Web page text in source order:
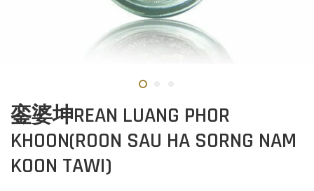
銮婆坤REAN LUANG PHOR
KHOON(ROON SAU HA SORNG NAM
KOON TAWI)